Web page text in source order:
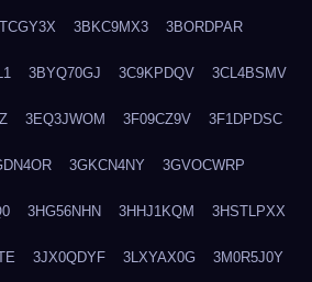
3BKC9MX3 3BORDPAR
3BYQ70GJ 3C9KPDQV 3CL4BSMV
3EQ3JWOM 3F09CZ9V 3F1DPDSC
3GKCN4NY 3GVOCWRP
3HG56NHN 3HHJ1KQM 3HSTLPXX
3JX0QDYF 3LXYAX0G 3M0R5J0Y